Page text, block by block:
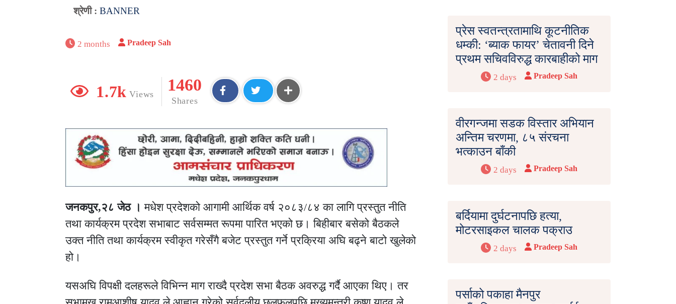
श्रेणी : BANNER
2 months Pradeep Sah
1.7k Views
1460
Shares
जनकपुर,२८ जेठ । मधेश प्रदेशको आगामी आर्थिक वर्ष २०८३/८४ का लागि प्रस्तुत नीति
तथा कार्यक्रम प्रदेश सभाबाट सर्वसम्मत रूपमा पारित भएको छ। बिहीबार बसेको बैठकले
उक्त नीति तथा कार्यक्रम स्वीकृत गरेसँगै बजेट प्रस्तुत गर्ने प्रक्रिया अघि बढ्ने बाटो खुलेको
हो।
यसअघि विपक्षी दलहरूले विभिन्न माग राख्दै प्रदेश सभा बैठक अवरुद्ध गर्दै आएका थिए। तर
प्रेस स्वतन्त्रतामाथि कूटनीतिक
धम्की: ‘ब्याक फायर’ चेतावनी दिने
प्रथम सचिवविरुद्ध कारबाहीको माग
2 days Pradeep Sah
वीरगन्जमा सडक विस्तार अभियान
अन्तिम चरणमा, ८५ संरचना
भत्काउन बाँकी
2 days Pradeep Sah
बर्दियामा दुर्घटनापछि हत्या,
मोटरसाइकल चालक पक्राउ
2 days Pradeep Sah
पर्साको पकाहा मैनपुर